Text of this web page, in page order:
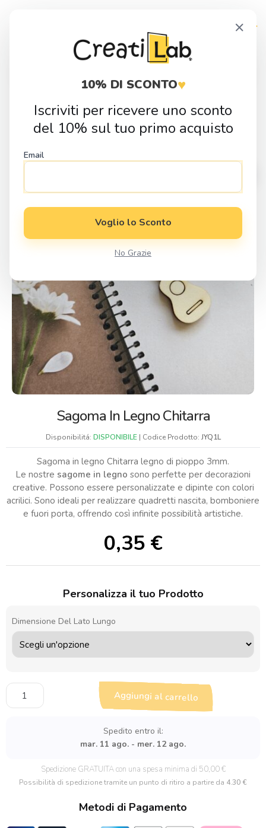
Home Fai da Te Sagome in Legno Musica
Sagoma in legno
Chitarra
Sagoma In Legno Chitarra
Disponibilitá: DISPONIBILE| Codice Prodotto: JYQ1L
Sagoma in legno Chitarra legno di pioppo 3mm.
Le nostre sagome in legno sono perfette per decorazioni
creative. Possono essere personalizzate e dipinte con colori
acrilici. Sono ideali per realizzare quadretti nascita, bomboniere
e fuori porta, offrendo così infinite possibilità artistiche.
0,35 €
Personalizza il tuo Prodotto
Dimensione Del Lato Lungo
Sagoma
in
Aggiungi al carrello
Spedito entro il:
mar. 11 ago. - mer. 12 ago.
Spedizione GRATUITA con una spesa minima di 50,00 €
Possibilità di spedizione tramite un punto di ritiro a partire da 4.30 €
Metodi di Pagamento
×
10% DI SCONTO♥
Iscriviti per ricevere uno sconto
del 10% sul tuo primo acquisto
Email
Voglio lo Sconto
No Grazie